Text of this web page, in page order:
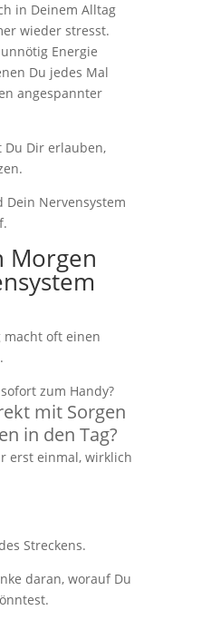
in Deinem Alltag
wieder stresst.
Energie
Du jedes Mal
angespannter
Dir erlauben,
Dein Nervensystem
Morgen
macht oft einen
zum Handy?
mit Sorgen
in den Tag?
erst einmal, wirklich
Streckens.
daran, worauf Du